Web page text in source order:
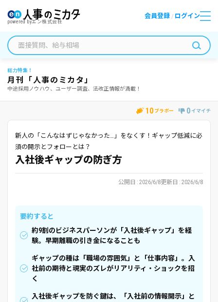
powered byエン株式会社
会員登録 / ログイン
総力特集！
月刊「人事のミカタ」
中途採用ノウハウ、ユーザー調査、法改正情報が満載！
10 ブラボー 0 イマイチ
新人の「こんなはずじゃなかった…」をなくす！ギャップ低減に必
須の開示とフォローとは？
入社後ギャップの防ぎ方
公開日 2026/6/8更新日 2026/6/8
要約すると
約9割のビジネスパーソンが「入社後ギャップ」を経
験。早期離職の引き金になることも
ギャップの種は「職場の雰囲気」と「仕事内容」。入
社前の期待と現実のズレがリアリティ・ショックを招
く
入社後ギャップを防ぐ鍵は、「入社前の情報開示」と